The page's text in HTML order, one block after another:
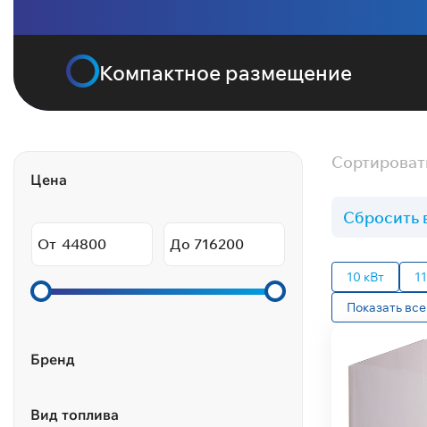
Компактное размещение
Цена
От До
Бренд
Вид топлива
Сбросить
10 кВт
Показать все